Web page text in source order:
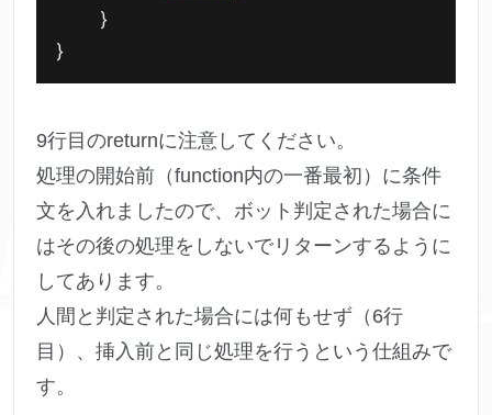
    }
9行目のreturnに注意してください。
処理の開始前（function内の一番最初）に条件
文を入れましたので、ボット判定された場合に
はその後の処理をしないでリターンするように
してあります。
人間と判定された場合には何もせず（6行
目）、挿入前と同じ処理を行うという仕組みで
す。